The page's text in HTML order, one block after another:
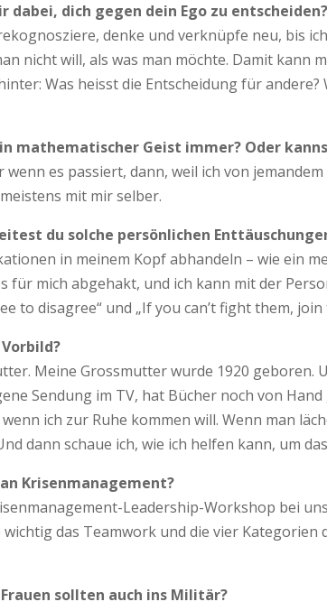
dabei, dich gegen dein Ego zu entscheiden?
denke und verknüpfe neu, bis
nicht will, als was man möchte. Damit kann
Was heisst die Entscheidung für
mathematischer Geist immer? Oder
wenn es passiert, dann, weil ich von
mit mir selber.
du solche persönlichen
in meinem Kopf abhandeln – wie ein
für mich abgehakt, und ich kann mit der
to disagree“ und „If you can’t fight them,
Meine Grossmutter wurde 1920
Sendung im TV, hat Bücher noch von
ich zur Ruhe kommen will. Wenn man
dann schaue ich, wie ich helfen kann, um
Krisenmanagement?
Leadership-Workshop bei
das Teamwork und die vier
sollten auch ins Militär?